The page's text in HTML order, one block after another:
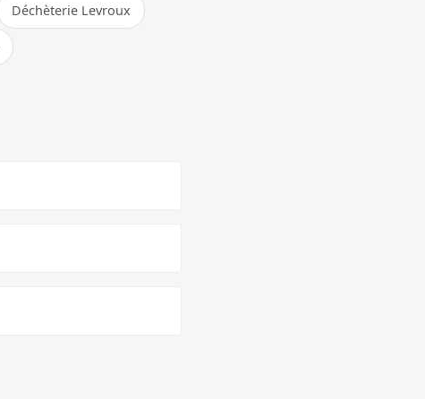
Déchèterie Levroux